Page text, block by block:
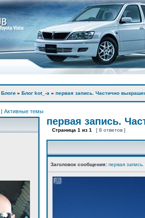
Блоги » Блог kot_-а » первая запись. Частично
| Активные темы
первая запись.
Страница 1 из 1 [ 8 ответов ]
Заголовок сообщения: первая